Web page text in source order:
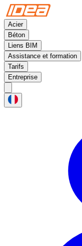
Acier
Béton
Liens BIM
Assistance et formation
Tarifs
Entreprise